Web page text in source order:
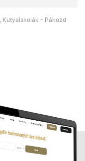
Kutyaiskolák - Pákozd